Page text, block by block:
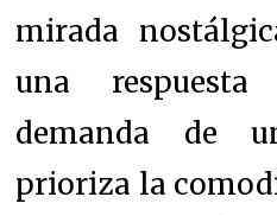
mirada
una
demanda de
prioriza la